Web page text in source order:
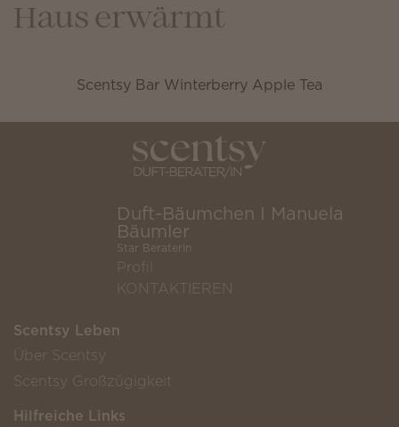
Haus erwärmt
Scentsy Bar Winterberry Apple Tea
Duft-Bäumchen I Manuela
Bäumler
Star BeraterIn
Profil
KONTAKTIEREN
Scentsy Leben
Über Scentsy
Scentsy Großzügigkeit
Hilfreiche Links